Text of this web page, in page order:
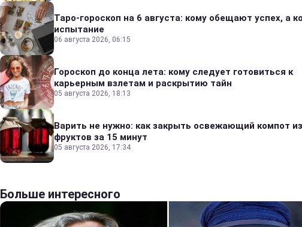
Таро-гороскоп на 6 августа: кому обещают успех, а
испытание
06 августа 2026, 06:15
Гороскоп до конца лета: кому следует готовиться к
карьерным взлетам и раскрытию тайн
05 августа 2026, 18:13
Варить не нужно: как закрыть освежающий компот
фруктов за 15 минут
05 августа 2026, 17:34
Больше интересного